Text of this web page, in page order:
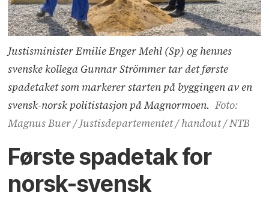
Justisminister Emilie Enger Mehl (Sp) og hennes
svenske kollega Gunnar Strömmer tar det første
spadetaket som markerer starten på byggingen av en
svensk-norsk politistasjon på Magnormoen. Foto:
Magnus Buer / Justisdepartementet / handout / NTB
Første spadetak for
norsk-svensk